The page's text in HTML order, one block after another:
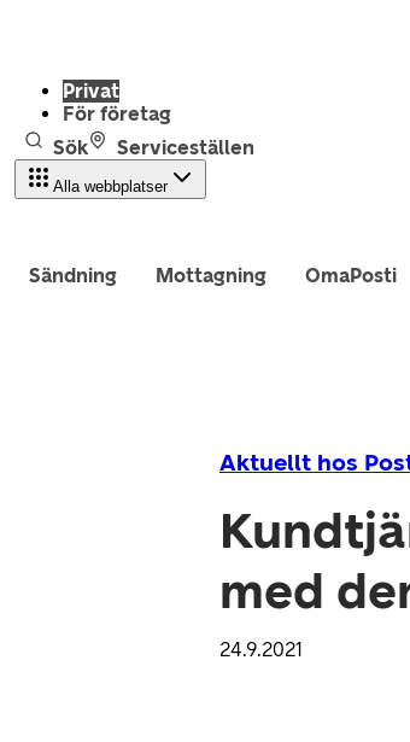
Privat
För företag
Sök
Serviceställen
Alla webbplatser
Sändning Mottagning OmaPosti
Aktuellt hos
med
24.9.2021